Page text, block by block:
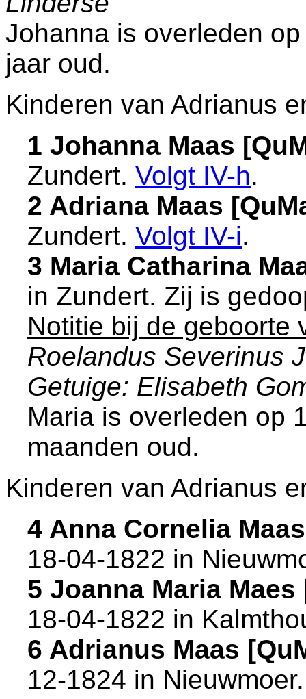
Johanna is overleden
jaar oud.
Kinderen van Adrianus
1 Johanna Maas
Zundert. Volgt IV-h.
2 Adriana Maas
Zundert. Volgt IV-i.
3 Maria Catharina
in Zundert. Zij is
Notitie bij de geboorte
Roelandus Severinus
Getuige: Elisabeth
Maria is overleden op
maanden oud.
Kinderen van Adrianus
4 Anna Cornelia
18-04-1822 in
5 Joanna Maria Maes
18-04-1822 in
6 Adrianus Maas
12-1824 in Nieuwmoer.